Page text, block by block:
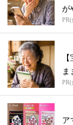
が
ま
ア